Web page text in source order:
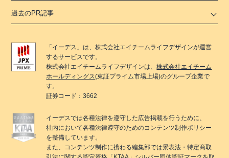
過去のPR記事
「 イーデス 」は、株式会社エイチームライフデザインが運営
するサービスです。
株式会社エイチームライフデザインは、株式会社エイチーム
ホールディングス(東証プライム市場上場)のグループ企業で
す。
証券コード：3662
イーデスでは各種法律を遵守した広告掲載を行うために、
社内において各種法律遵守のためのコンテンツ制作ポリシー
を整備しています。
また、コンテンツ制作に携わる編集部では景表法・特定商取